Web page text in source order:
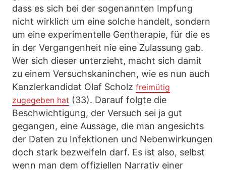
dass es sich bei der sogenannten Impfung
nicht wirklich um eine solche handelt, sondern
um eine experimentelle Gentherapie, für die es
in der Vergangenheit nie eine Zulassung gab.
Wer sich dieser unterzieht, macht sich damit
zu einem Versuchskaninchen, wie es nun auch
Kanzlerkandidat Olaf Scholz freimütig
zugegeben hat (33). Darauf folgte die
Beschwichtigung, der Versuch sei ja gut
gegangen, eine Aussage, die man angesichts
der Daten zu Infektionen und Nebenwirkungen
doch stark bezweifeln darf. Es ist also, selbst
wenn man dem offiziellen Narrativ einer